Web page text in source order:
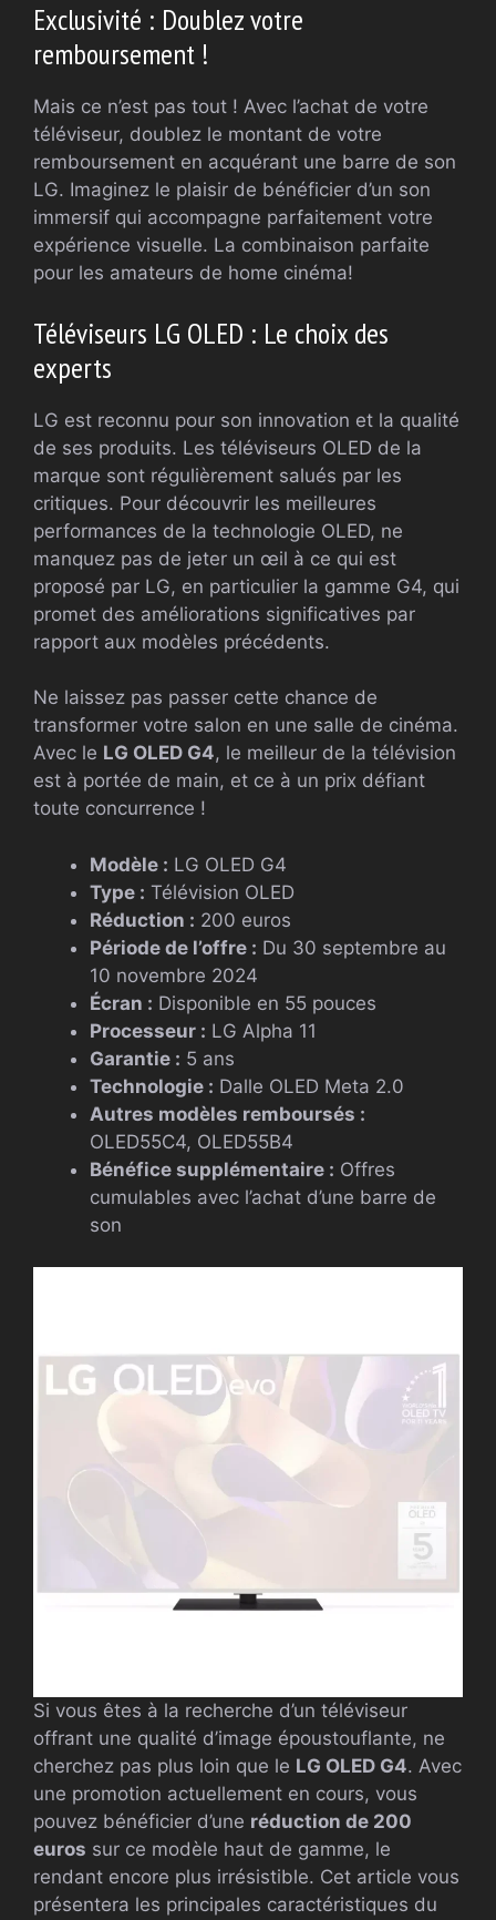
Exclusivité : Doublez votre
remboursement !
Mais ce n’est pas tout ! Avec l’achat de votre
téléviseur, doublez le montant de votre
remboursement en acquérant une barre de son
LG. Imaginez le plaisir de bénéficier d’un son
immersif qui accompagne parfaitement votre
expérience visuelle. La combinaison parfaite
pour les amateurs de home cinéma!
Téléviseurs LG OLED : Le choix des
experts
LG est reconnu pour son innovation et la qualité
de ses produits. Les téléviseurs OLED de la
marque sont régulièrement salués par les
critiques. Pour découvrir les meilleures
performances de la technologie OLED, ne
manquez pas de jeter un œil à ce qui est
proposé par LG, en particulier la gamme G4, qui
promet des améliorations significatives par
rapport aux modèles précédents.
Ne laissez pas passer cette chance de
transformer votre salon en une salle de cinéma.
Avec le LG OLED G4, le meilleur de la télévision
est à portée de main, et ce à un prix défiant
toute concurrence !
Modèle : LG OLED G4
Type : Télévision OLED
Réduction : 200 euros
Période de l’offre : Du 30 septembre au
10 novembre 2024
Écran : Disponible en 55 pouces
Processeur : LG Alpha 11
Garantie : 5 ans
Technologie : Dalle OLED Meta 2.0
Autres modèles remboursés :
OLED55C4, OLED55B4
Bénéfice supplémentaire : Offres
cumulables avec l’achat d’une barre de
son
Si vous êtes à la recherche d’un téléviseur
offrant une qualité d’image époustouflante, ne
cherchez pas plus loin que le LG OLED G4. Avec
une promotion actuellement en cours, vous
pouvez bénéficier d’une réduction de 200
euros sur ce modèle haut de gamme, le
rendant encore plus irrésistible. Cet article vous
présentera les principales caractéristiques du